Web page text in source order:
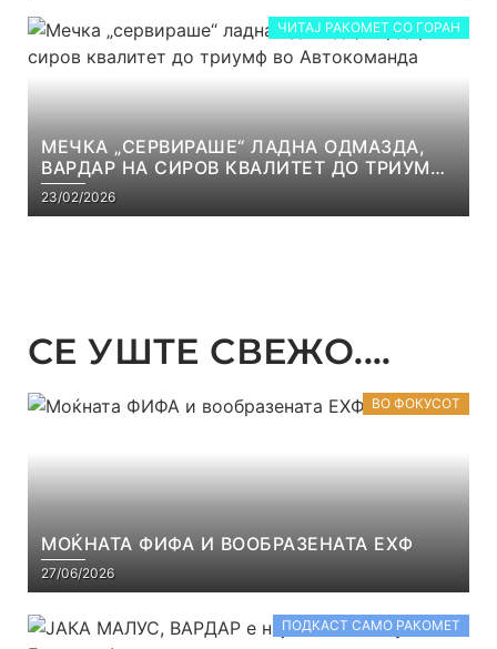
ЧИТАЈ РАКОМЕТ СО ГОРАН
МЕЧКА „СЕРВИРАШЕ“ ЛАДНА ОДМАЗДА,
ВАРДАР НА СИРОВ КВАЛИТЕТ ДО ТРИУМФ
ВО АВТОКОМАНДА
23/02/2026
СЕ УШТЕ СВЕЖО....
ВО ФОКУСОТ
МОЌНАТА ФИФА И ВООБРАЗЕНАТА ЕХФ
27/06/2026
ПОДКАСТ САМО РАКОМЕТ